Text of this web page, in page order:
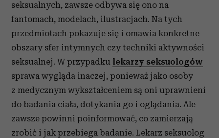
seksualnych, zawsze odbywa się ono na
fantomach, modelach, ilustracjach. Na tych
przedmiotach pokazuje się i omawia konkretne
obszary sfer intymnych czy techniki aktywności
seksualnej. W przypadku lekarzy seksuologów
sprawa wygląda inaczej, ponieważ jako osoby
z medycznym wykształceniem są oni uprawnieni
do badania ciała, dotykania go i oglądania. Ale
zawsze powinni poinformować, co zamierzają
zrobić i jak przebiega badanie. Lekarz seksuolog